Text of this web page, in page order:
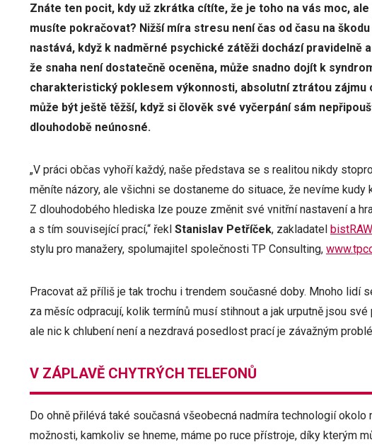
Znáte ten pocit, kdy už zkrátka cítíte, že je toho na vás moc,
musíte pokračovat? Nižší míra stresu není čas od času na
nastává, když k nadměrné psychické zátěži dochází pravidelně
že snaha není dostatečně oceněna, může snadno dojít k
charakteristický poklesem výkonnosti, absolutní ztrátou zájmu
může být ještě těžší, když si člověk své vyčerpání sám
dlouhodobě neúnosné.
„V práci občas vyhoří každý, naše představa se s realitou nikdy
měníte názory, ale všichni se dostaneme do situace, že nevíme kudy
Z dlouhodobého hlediska lze pouze změnit své vnitřní nastavení a
a s tím související prací,“ řekl Stanislav Petříček, zakladatel
stylu pro manažery, spolumajitel společnosti TP Consulting,
Pracovat až příliš je tak trochu i trendem současné doby. Mnoho lidí
za měsíc odpracují, kolik termínů musí stihnout a jak urputně jsou
ale nic k chlubení není a nezdravá posedlost prací je závažným
V ZÁPLAVĚ CHYTRÝCH TELEFONŮ
Do ohně přilévá také současná všeobecná nadmíra technologií okolo
možnosti, kamkoliv se hneme, máme po ruce přístroje, díky kterým